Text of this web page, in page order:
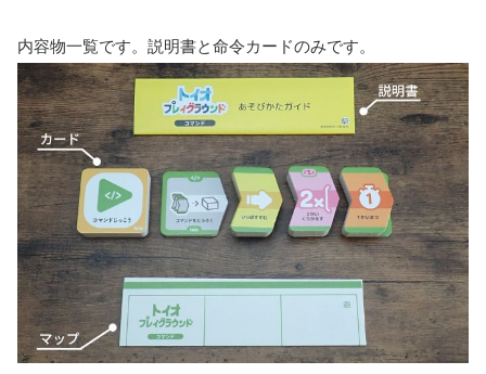
内容物一覧です。説明書と命令カードのみです。